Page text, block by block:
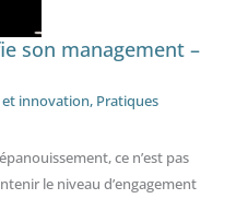
son management –
innovation, Pratiques
ce n’est pas
le niveau d’engagement